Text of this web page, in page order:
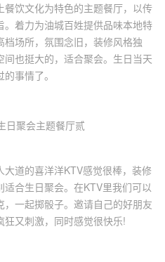
饮文化为特色的主题餐厅，以传
着力为油城百姓提供品味本地特
场所，氛围念旧，装修风格独
也挺大的，适合聚会。生日当天
事情了。
道的喜洋洋KTV感觉很棒，装修
合生日聚会。在KTV里我们可以
一起掷骰子。邀请自己的好朋友
又刺激，同时感觉很快乐!